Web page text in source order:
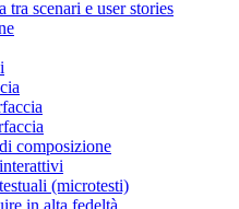
tra scenari e user stories
composizione
(microtesti)
in alta fedeltà